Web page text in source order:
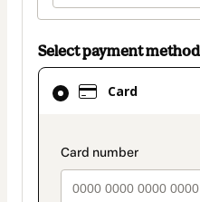
Select payment method
Card
Card
selected
method